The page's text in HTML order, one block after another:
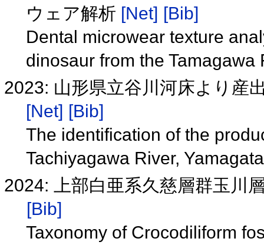
ウェア解析 [Net] [Bib]
Dental microwear texture
dinosaur from the
2023: 山形県立谷川河床より産
[Net] [Bib]
The identification of the
Tachiyagawa River,
2024: 上部白亜系久慈層群玉川
[Bib]
Taxonomy of Crocodiliform